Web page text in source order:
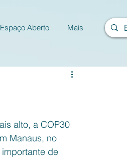
Espaço Aberto Mais
alto, a COP30
Manaus, no
de